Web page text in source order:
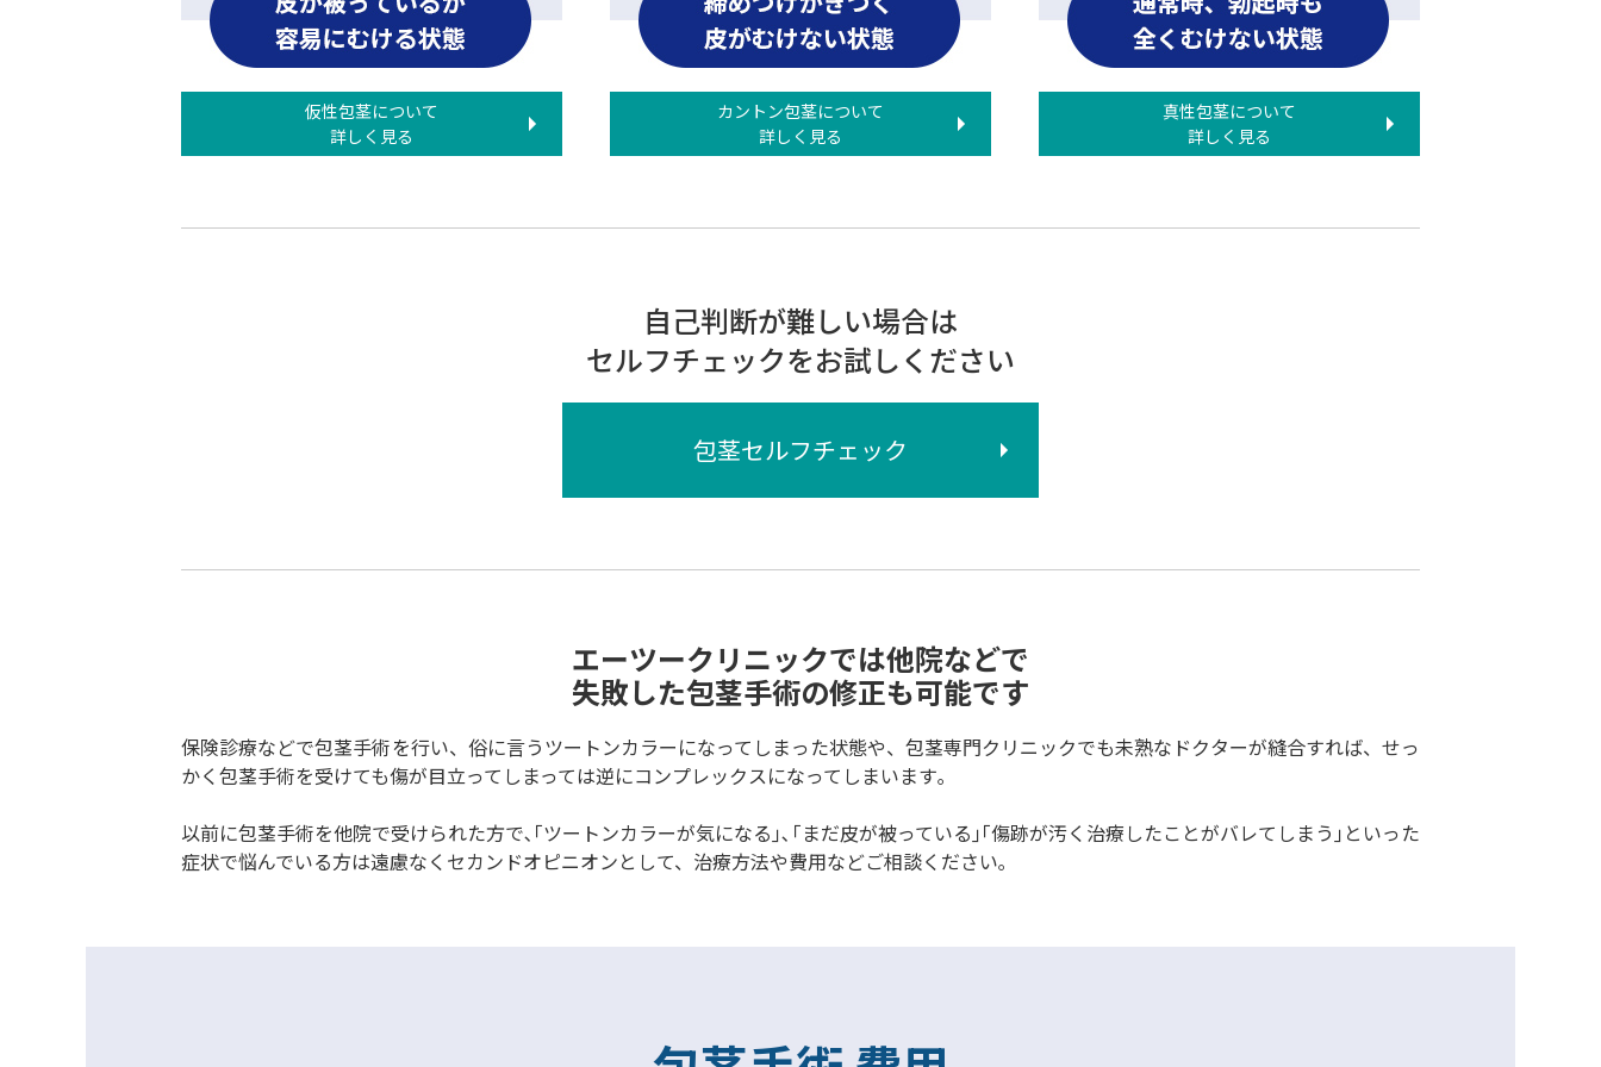
仮性包茎について
詳しく見る
カントン包茎について
詳しく見る
真性包茎について
詳しく見る
自己判断が難しい場合は
セルフチェックをお試しください
包茎セルフチェック
エーツークリニックでは他院などで
失敗した包茎手術の修正も可能です
保険診療などで包茎手術を行い、俗に言うツートンカラーになってしまった状態や、包茎専門クリニックでも未熟なドクターが縫合すれば、せっ
かく包茎手術を受けても傷が目立ってしまっては逆にコンプレックスになってしまいます｡
以前に包茎手術を他院で受けられた方で､｢ツートンカラーが気になる｣､｢まだ皮が被っている｣｢傷跡が汚く治療したことがバレてしまう｣といった
症状で悩んでいる方は遠慮なくセカンドオピニオンとして、治療方法や費用などご相談ください｡